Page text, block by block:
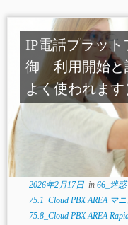
IP電話プラッ
御 利用開始と
よく使われます
2026年2月17日in 66_迷
75.1_Cloud PBX AREA マ
75.8_Cloud PBX AREA